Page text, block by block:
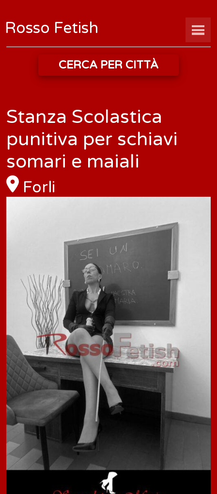
Rosso Fetish
CERCA PER CITTÀ
Stanza Scolastica
punitiva per schiavi
somari e maiali
Forli